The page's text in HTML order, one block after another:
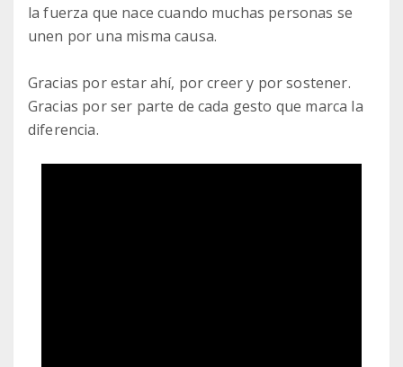
la fuerza que nace cuando muchas personas se
unen por una misma causa.
Gracias por estar ahí, por creer y por sostener.
Gracias por ser parte de cada gesto que marca la
diferencia.